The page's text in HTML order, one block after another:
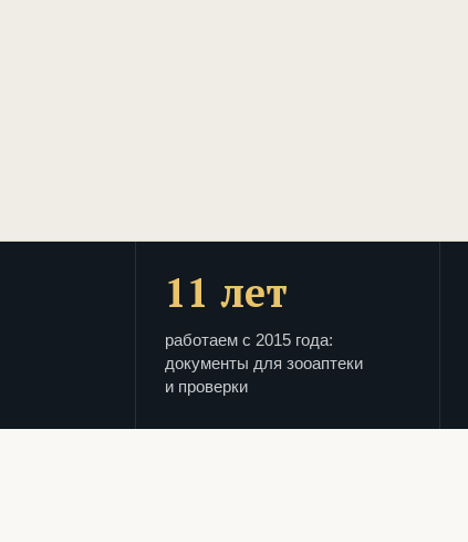
11 лет
работаем с 2015 года:
документы для зооаптеки
и проверки